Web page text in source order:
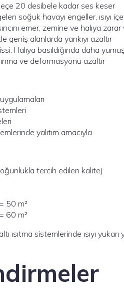
keçe 20 desibele kadar ses keser
soğuk havayı engeller, ısıyı
emer, zemine ve halıya
geniş alanlarda yankıyı azaltır
Halıya basıldığında daha
ve deformasyonu azaltır
yalıtım amacıyla
tercih edilen kalite)
50 m²
60 m²
ısıtma sistemlerinde ısıyı